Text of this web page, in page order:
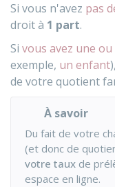
Si vous n'avez pas
droit à 1 part.
Si vous avez une
exemple, un enfant
de votre quotient
À savoir
Du fait de votre
(et donc de
votre taux de
espace en ligne.